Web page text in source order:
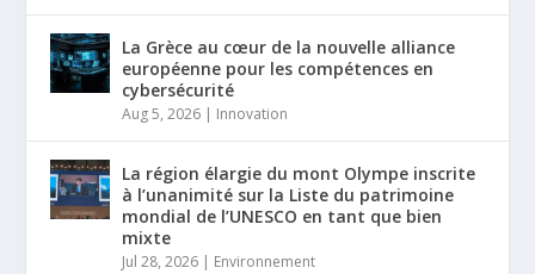
La Grèce au cœur de la nouvelle alliance
européenne pour les compétences en
cybersécurité
Aug 5, 2026 | Innovation
La région élargie du mont Olympe inscrite
à l’unanimité sur la Liste du patrimoine
mondial de l’UNESCO en tant que bien
mixte
Jul 28, 2026 | Environnement